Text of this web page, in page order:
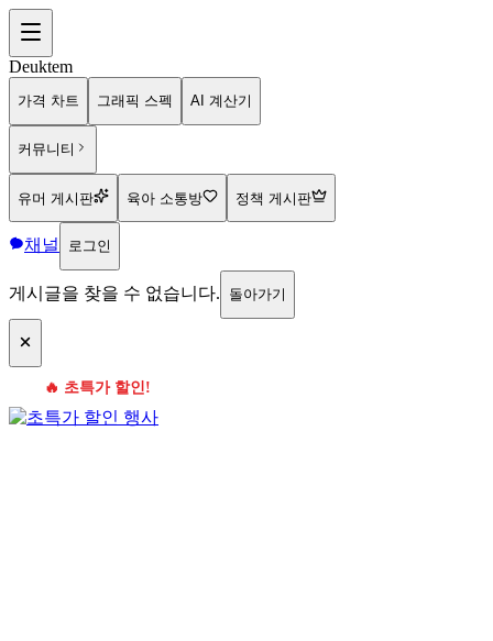
Deuktem
가격 차트 그래픽 스펙 AI 계산기
커뮤니티
유머 게시판 육아 소통방 정책 게시판
채널 로그인
게시글을 찾을 수 없습니다. 돌아가기
🔥 초특가 할인!